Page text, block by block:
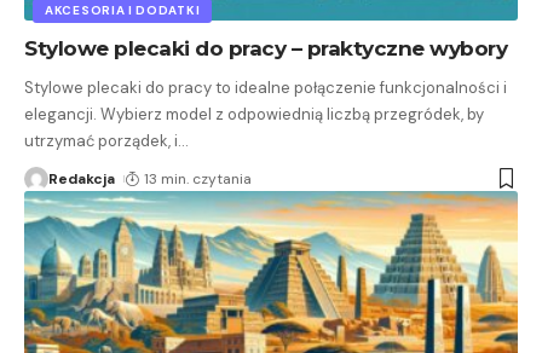
AKCESORIA I DODATKI
Stylowe plecaki do pracy – praktyczne wybory
Stylowe plecaki do pracy to idealne połączenie funkcjonalności i
elegancji. Wybierz model z odpowiednią liczbą przegródek, by
utrzymać porządek, i…
Redakcja 13 min. czytania